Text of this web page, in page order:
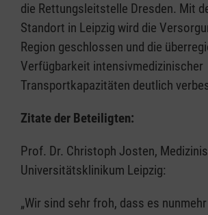
die Rettungsleitstelle Dresden. Mit
Standort in Leipzig wird die
Region geschlossen und die
Verfügbarkeit intensivmedizinischer
Transportkapazitäten deutlich
Zitate der Beteiligten:
Prof. Dr. Christoph Josten,
Universitätsklinikum Leipzig:
„Wir sind sehr froh, dass es